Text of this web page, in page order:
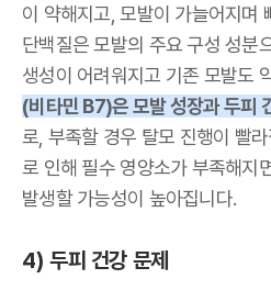
이 약해지고, 모발이 가늘어지며
단백질은 모발의 주요 구성 성분
생성이 어려워지고 기존 모발도
(비타민 B7)은 모발 성장과 두피
로, 부족할 경우 탈모 진행이 빨
로 인해 필수 영양소가 부족해지
발생할 가능성이 높아집니다.
4) 두피 건강 문제